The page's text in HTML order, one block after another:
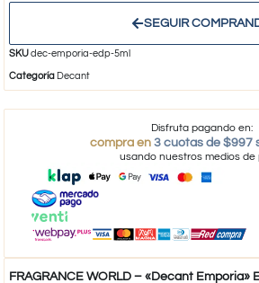
SEGUIR
SKUdec-emporia-edp-5ml
Categoría Decant
Disfruta pagando en:
compra en 3 cuotas de $997
usando nuestros medios de
FRAGRANCE WORLD – «Decant Emporia»